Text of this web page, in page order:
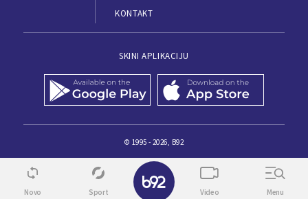
KONTAKT
SKINI APLIKACIJU
© 1995 - 2026, B92
Novo Sport Video Menu